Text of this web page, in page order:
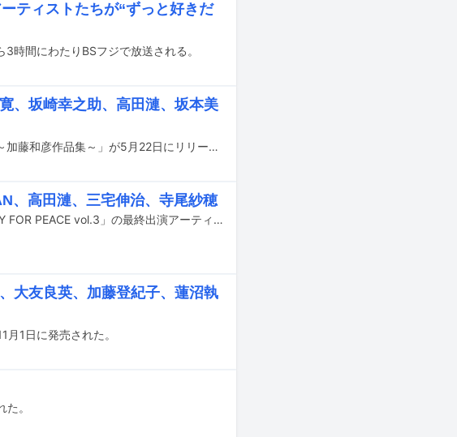
ティストたちが“ずっと好きだ
時間にわたりBSフジで放送される。
、坂崎幸之助、高田漣、坂本美
加藤和彦の作品を集めた2枚組CD「The Works Of TONOVAN ～加藤和彦作品集～」が5月22日にリリースされる。
、高田漣、三宅伸治、寺尾紗穂
2月21日に東京・Flowers Loftで行われるライブイベント「PLAY FOR PEACE vol.3」の最終出演アーティストが発表された。
大友良英、加藤登紀子、蓮沼執
1日に発売された。
。